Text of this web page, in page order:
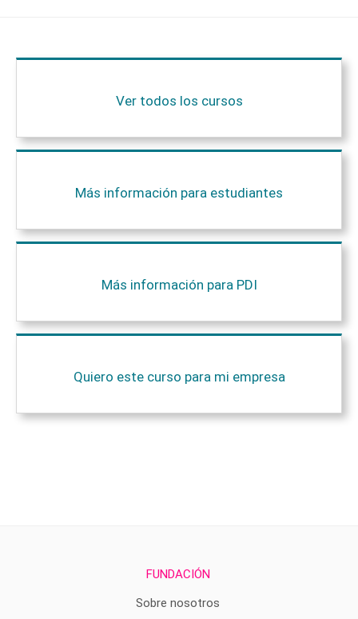
Ver todos los cursos
Más información para estudiantes
Más información para PDI
Quiero este curso para mi empresa
FUNDACIÓN
Sobre nosotros